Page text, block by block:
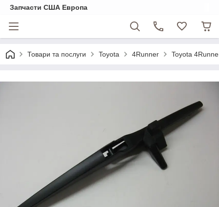
Запчасти США Европа
Товари та послуги Toyota 4Runner Toyota